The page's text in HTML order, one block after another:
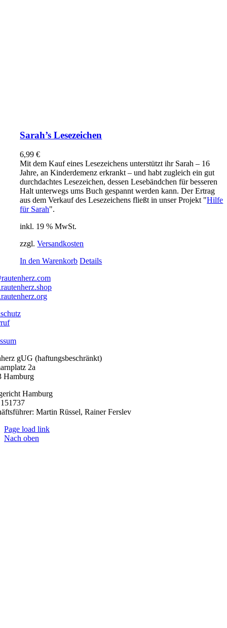
Sarah’s Lesezeichen
6,99€
Mit dem Kauf eines Lesezeichens unterstützt ihr Sarah – 16
Jahre, an Kinderdemenz erkrankt – und habt zugleich ein gut
durchdachtes Lesezeichen, dessen Lesebändchen für besseren
Halt unterwegs ums Buch gespannt werden kann. Der Ertrag
aus dem Verkauf des Lesezeichens fließt in unser Projekt "Hilfe
für Sarah".
inkl. 19 % MwSt.
zzgl.Versandkosten
In den Warenkorb Details
gUG (haftungsbeschränkt)
2a
Hamburg
Hamburg
Martin Rüssel, Rainer Ferslev
Page load link
Nach oben